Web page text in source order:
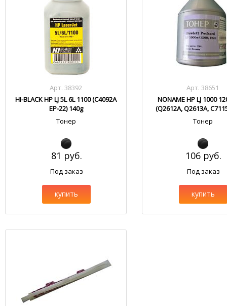
Арт. 38392
HI-BLACK HP LJ 5L 6L 1100 (C4092A
EP-22) 140g
Тонер
81 руб.
Под заказ
купить
Арт. 38651
NONAME HP LJ 1000
(Q2612A, Q2613A,
Тонер
106 руб.
Под заказ
купить